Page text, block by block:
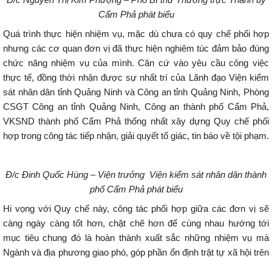
Cẩm Phả phát biểu
Quá trình thực hiện nhiệm vụ, mặc dù chưa có quy chế phối hợp
nhưng các cơ quan đơn vị đã thực hiện nghiêm túc đảm bảo đúng
chức năng nhiệm vụ của mình. Căn cứ vào yêu cầu công việc
thực tế, đồng thời nhận được sự nhất trí của Lãnh đạo Viện kiểm
sát nhân dân tỉnh Quảng Ninh và Công an tỉnh Quảng Ninh, Phòng
CSGT Công an tỉnh Quảng Ninh, Công an thành phố Cẩm Phả,
VKSND thành phố Cẩm Phả thống nhất xây dựng Quy chế phối
hợp trong công tác tiếp nhận, giải quyết tố giác, tin báo về tội phạm.
Đ/c Đinh Quốc Hùng – Viện trưởng Viện kiểm sát nhân dân thành
phố Cẩm Phả phát biểu
Hi vọng với Quy chế này, công tác phối hợp giữa các đơn vị sẽ
càng ngày càng tốt hơn, chặt chẽ hơn để cùng nhau hướng tới
mục tiêu chung đó là hoàn thành xuất sắc những nhiệm vụ mà
Ngành và địa phương giao phó, góp phần ổn định trật tự xã hội trên